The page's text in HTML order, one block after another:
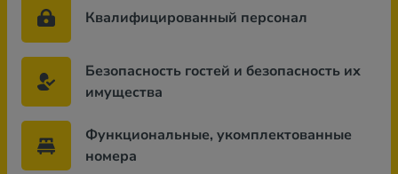
Квалифицированный персонал
Безопасность гостей и безопасность их
имущества
Функциональные, укомплектованные
номера